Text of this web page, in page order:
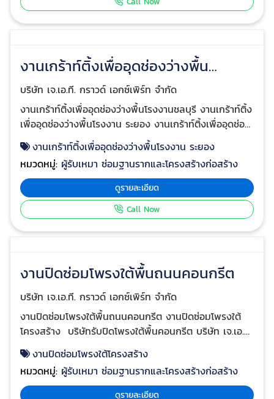
สินค้าจังหวัดชลบุรี พร้อมแก้ไขพื้นทรุดโรงงานชลบรี
บริการแก้ไขปัญหาพื้นทรุด, ส่วนต่อเติมอาคารทรุด, ซ่อม
EXPERT เป็นบริษัทที่ดำเนินธุรกิจเกี่ยวกับการปรับปรุง
สภาพดิน (Soil Improvement), แก้ไขปัญหาการทรุดตัว
ของฐานรากโครงสร้างอาคาร, แก้ไขงานคอนกรีตที่ชำรุดเสีย
หาย(Concrete Repair) และยังเป็นผู้เชี่ยวชาญในงานเกร้า
ท์ติ้ง( grouting ) วัสดุประเภทต่างๆ อาทิเช่น ซีเมนค์มวล
เบา (cellular light weight cement), คอนกรีต และ โพลี
ยูรีเทน(Polyurethen) ที่ใช้ในงานยกปรับระดับพื้นคอนกรีต
โครงสร้างต่างๆ และรวมถึงการนำมาใช้เป็นวัสดุฉนวนกัน
ความร้อน
Call Now
งานเกร้าท์ปิดโพรงใต้ฐานเครื่องจักร
บริษัท เจ.เอ.ที. กราวด์ เอกซ์เพิร์ท จำกัด